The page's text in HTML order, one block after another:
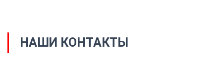
НАШИ КОНТАКТЫ